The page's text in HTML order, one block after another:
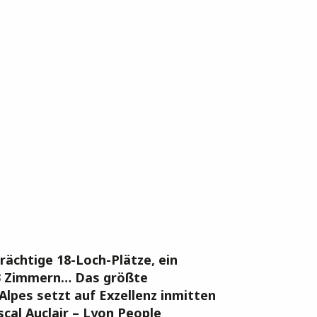
18-Loch-Plätze, ein
Zimmern… Das größte
setzt auf Exzellenz inmitten
Auclair – Lyon People